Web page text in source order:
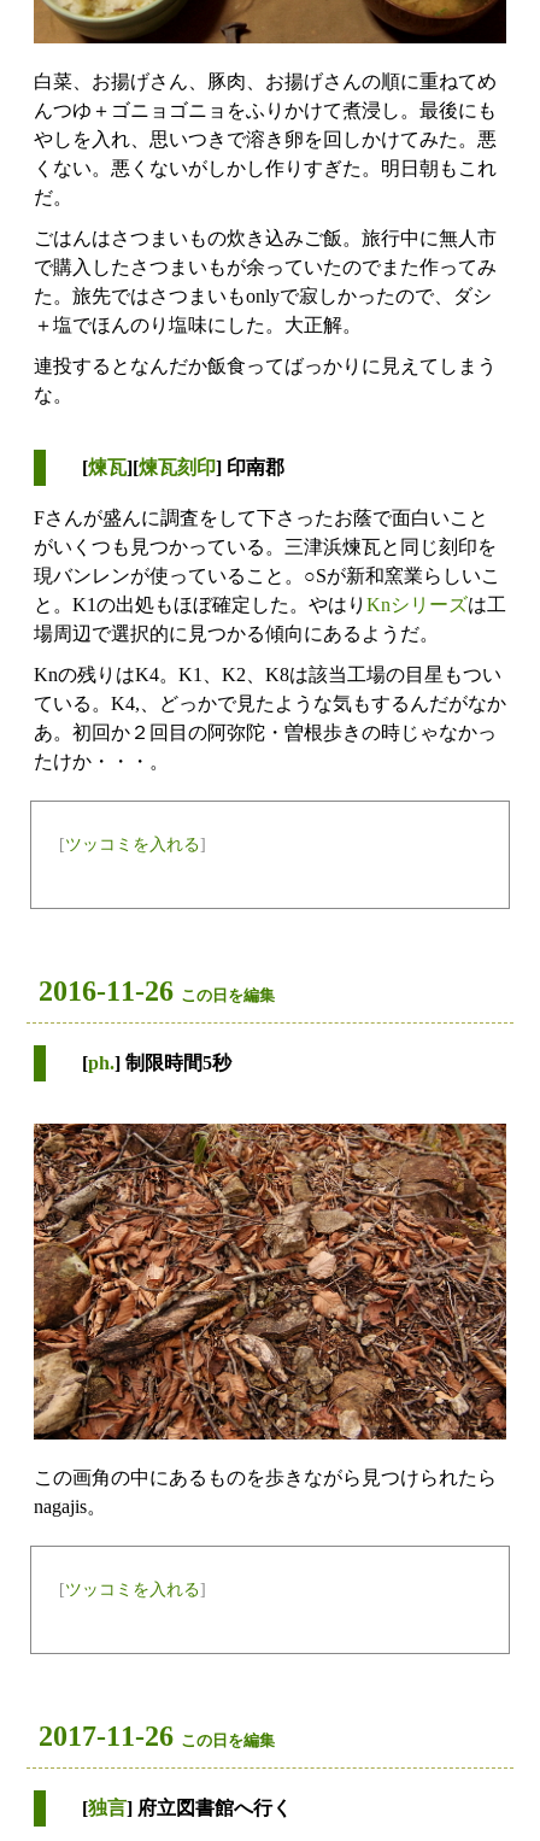
白菜、お揚げさん、豚肉、お揚げさんの順に重ねてめ
んつゆ＋ゴニョゴニョをふりかけて煮浸し。最後にも
やしを入れ、思いつきで溶き卵を回しかけてみた。悪
くない。悪くないがしかし作りすぎた。明日朝もこれ
だ。
ごはんはさつまいもの炊き込みご飯。旅行中に無人市
で購入したさつまいもが余っていたのでまた作ってみ
た。旅先ではさつまいもonlyで寂しかったので、ダシ
＋塩でほんのり塩味にした。大正解。
連投するとなんだか飯食ってばっかりに見えてしまう
な。
[煉瓦][煉瓦刻印] 印南郡
Fさんが盛んに調査をして下さったお蔭で面白いこと
がいくつも見つかっている。三津浜煉瓦と同じ刻印を
現バンレンが使っていること。○Sが新和窯業らしいこ
と。K1の出処もほぼ確定した。やはり Knシリーズは工
場周辺で選択的に見つかる傾向にあるようだ。
Knの残りはK4。K1、K2、K8は該当工場の目星もつい
ている。K4,、どっかで見たような気もするんだがなか
あ。初回か２回目の阿弥陀・曽根歩きの時じゃなかっ
たけか・・・。
[ツッコミを入れる]
2016-11-26 この日を編集
[ph.] 制限時間5秒
この画角の中にあるものを歩きながら見つけられたら
nagajis。
[ツッコミを入れる]
2017-11-26 この日を編集
[独言] 府立図書館へ行く